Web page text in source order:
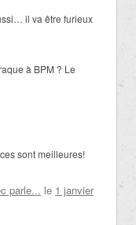
il va être furieux
à BPM ? Le
sont meilleures!
parle... le 1 janvier